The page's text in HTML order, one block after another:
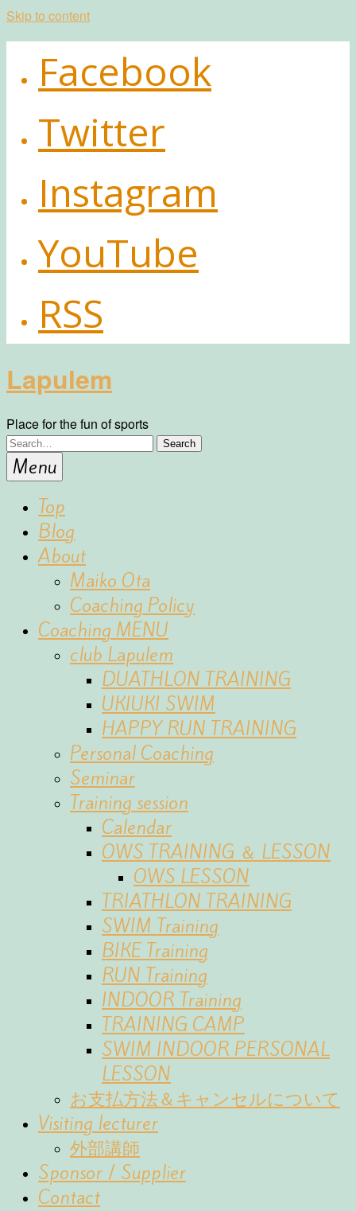
Skip to content
Facebook
Twitter
Instagram
YouTube
RSS
Lapulem
Place for the fun of sports
Menu
Top
Blog
About
Maiko Ota
Coaching Policy
Coaching MENU
club Lapulem
DUATHLON TRAINING
UKIUKI SWIM
HAPPY RUN TRAINING
Personal Coaching
Seminar
Training session
Calendar
OWS TRAINING ＆ LESSON
OWS LESSON
TRIATHLON TRAINING
SWIM Training
BIKE Training
RUN Training
INDOOR Training
TRAINING CAMP
SWIM INDOOR PERSONAL
LESSON
お支払方法＆キャンセルについて
Visiting lecturer
外部講師
Sponsor / Supplier
Contact